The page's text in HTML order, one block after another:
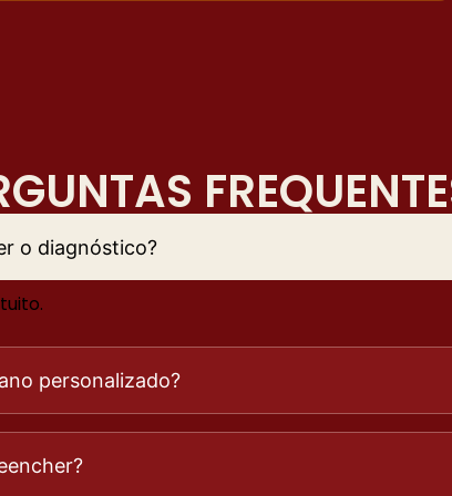
o diagnóstico?
personalizado?